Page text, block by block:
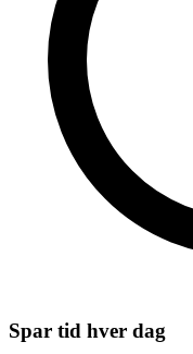
Spar tid hver dag